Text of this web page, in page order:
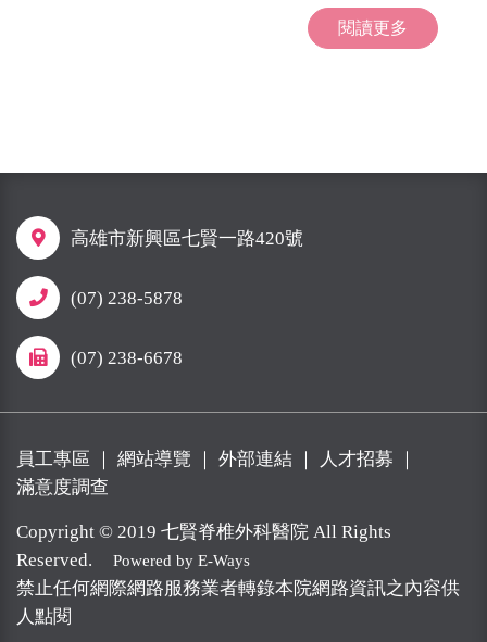
閱讀更多
高雄市新興區七賢一路420號
(07) 238-5878
(07) 238-6678
員工專區 ｜ 網站導覽 ｜ 外部連結 ｜ 人才招募 ｜
滿意度調查
Copyright © 2019 七賢脊椎外科醫院 All Rights
Reserved.
Powered by E-Ways
禁止任何網際網路服務業者轉錄本院網路資訊之內容供
人點閱